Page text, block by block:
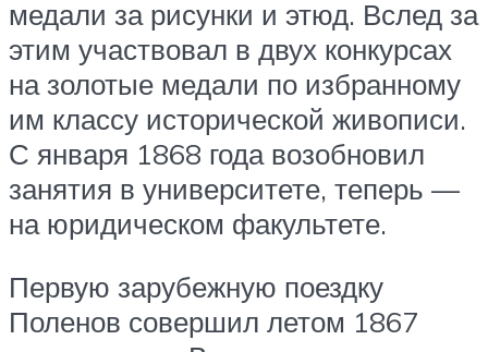
медали за рисунки и этюд. Вслед за
этим участвовал в двух конкурсах
на золотые медали по избранному
им классу исторической живописи.
С января 1868 года возобновил
занятия в университете, теперь —
на юридическом факультете.
Первую зарубежную поездку
Поленов совершил летом 1867